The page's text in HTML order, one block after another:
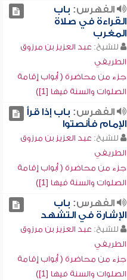
الفهرس: باب
القراءة في صلاة
المغرب
للشيخ: عبد العزيز بن مرزوق
الطريفي
جزء من محاضرة ( أبواب إقامة
الصلوات والسنة فيها [1])
الفهرس: باب إذا قرأ
الإمام فأنصتوا
للشيخ: عبد العزيز بن مرزوق
الطريفي
جزء من محاضرة ( أبواب إقامة
الصلوات والسنة فيها [1])
الفهرس: باب
الإشارة في التشهد
للشيخ: عبد العزيز بن مرزوق
الطريفي
جزء من محاضرة ( أبواب إقامة
الصلوات والسنة فيها [1])